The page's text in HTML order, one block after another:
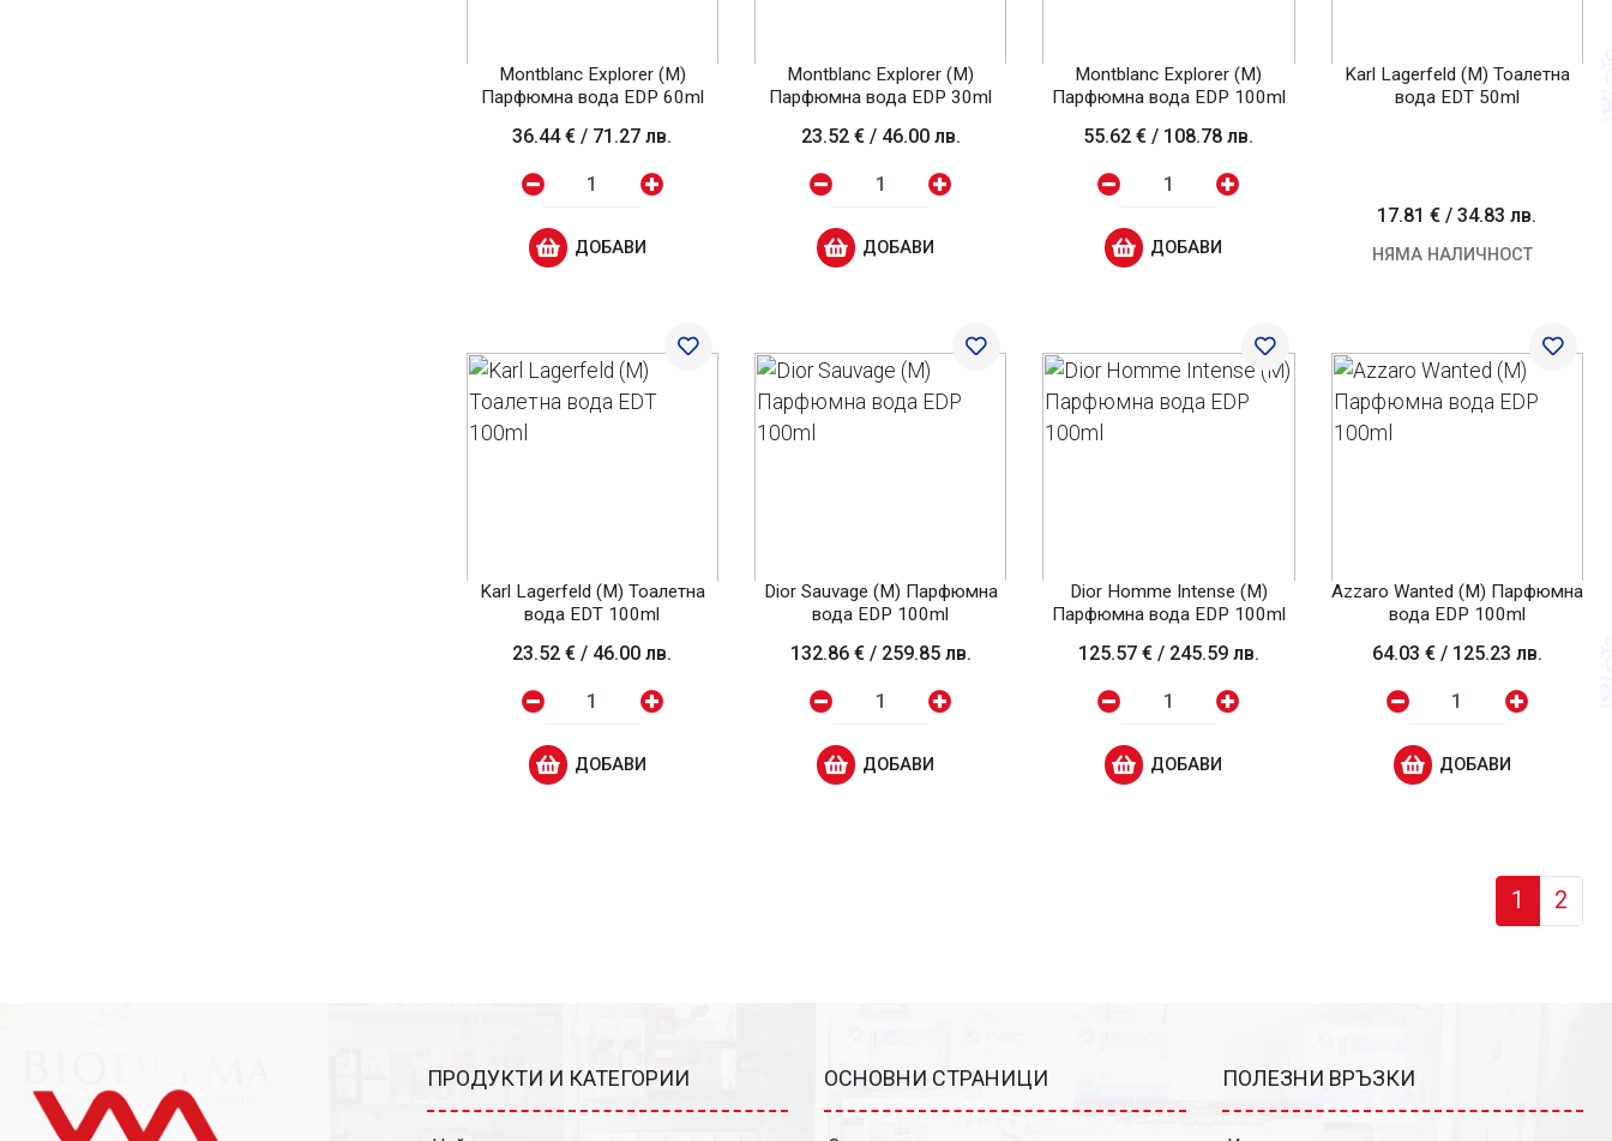
Montblanc Explorer (M)
Парфюмна вода EDP 60ml
36.44 € / 71.27 лв.
ДОБАВИ
Montblanc Explorer (M)
Парфюмна вода EDP 30ml
23.52 €/ 46.00 лв.
ДОБАВИ
Montblanc Explorer (M)
Парфюмна вода EDP 100ml
55.62 € / 108.78 лв.
ДОБАВИ
Karl Lagerfeld (M) Тоалетна
вода EDT 50ml
17.81 € /34.83 лв.
НЯМА НАЛИЧНОСТ
Karl Lagerfeld (M) Тоалетна
вода EDT 100ml
23.52 € / 46.00 лв.
ДОБАВИ
Dior Sauvage (M) Парфюмна
вода EDP 100ml
132.86 €/ 259.85 лв.
ДОБАВИ
Dior Homme Intense (M)
Парфюмна вода EDP 100ml
125.57 €/ 245.59 лв.
ДОБАВИ
Azzaro Wanted (M) Парфюмна
вода EDP 100ml
64.03 €/ 125.23 лв.
ДОБАВИ
1 2
ПРОДУКТИ И КАТЕГОРИИ ОСНОВНИ СТРАНИЦИ ПОЛЕЗНИ ВРЪЗКИ